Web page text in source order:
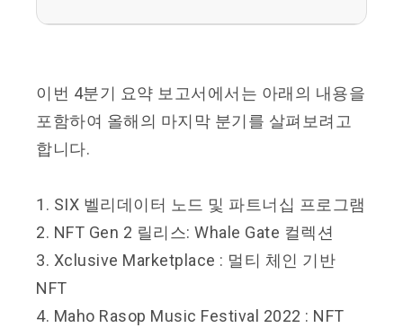
이번 4분기 요약 보고서에서는 아래의 내용을
포함하여 올해의 마지막 분기를 살펴보려고
합니다.
1. SIX 벨리데이터 노드 및 파트너십 프로그램
2. NFT Gen 2 릴리스: Whale Gate 컬렉션
3. Xclusive Marketplace : 멀티 체인 기반
NFT
4. Maho Rasop Music Festival 2022 : NFT